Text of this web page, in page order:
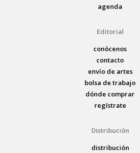
agenda
Editorial
conócenos
contacto
envío de artes
bolsa de trabajo
dónde comprar
regístrate
Distribución
distribución